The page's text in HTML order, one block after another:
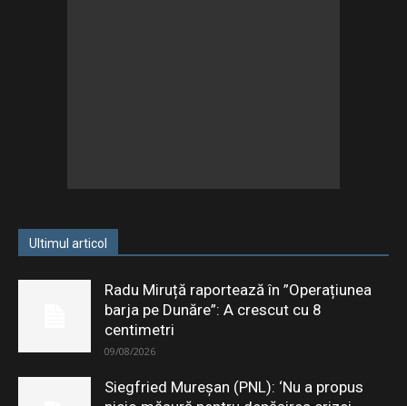
Ultimul articol
Radu Miruță raportează în ”Operațiunea
barja pe Dunăre”: A crescut cu 8
centimetri
09/08/2026
Siegfried Mureșan (PNL): ‘Nu a propus